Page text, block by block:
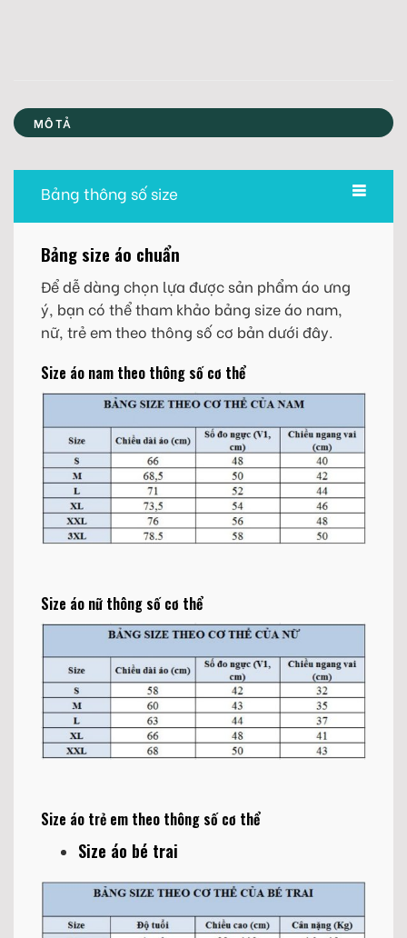
MÔ TẢ
Bảng thông số size
Bảng size áo chuẩn
Để dễ dàng chọn lựa được sản phẩm áo ưng
ý, bạn có thể tham khảo bảng size áo nam,
nữ, trẻ em theo thông số cơ bản dưới đây.
Size áo nam theo thông số cơ thể
Size áo nữ thông số cơ thể
Size áo trẻ em theo thông số cơ thể
Size áo bé trai